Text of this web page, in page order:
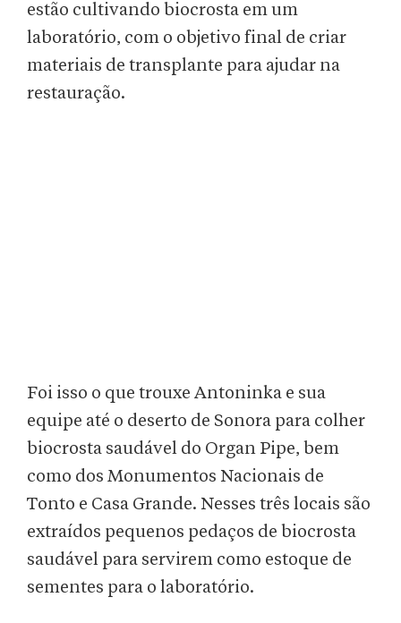
estão cultivando biocrosta em um
laboratório, com o objetivo final de criar
materiais de transplante para ajudar na
restauração.
Foi isso o que trouxe Antoninka e sua
equipe até o deserto de Sonora para colher
biocrosta saudável do Organ Pipe, bem
como dos Monumentos Nacionais de
Tonto e Casa Grande. Nesses três locais são
extraídos pequenos pedaços de biocrosta
saudável para servirem como estoque de
sementes para o laboratório.